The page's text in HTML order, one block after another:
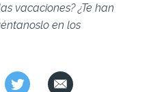
vacaciones? ¿Te han
en los